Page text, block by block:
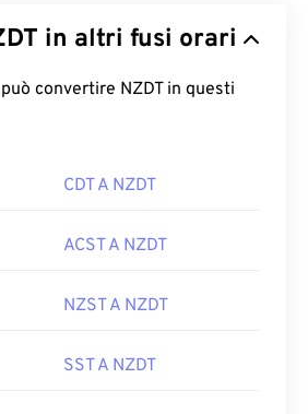
in altri fusi orari
convertire NZDT in questi
CDT A NZDT
ACST A NZDT
NZST A NZDT
SST A NZDT